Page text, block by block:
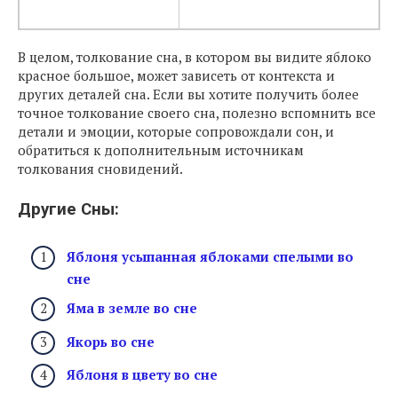
В целом, толкование сна, в котором вы видите яблоко
красное большое, может зависеть от контекста и
других деталей сна. Если вы хотите получить более
точное толкование своего сна, полезно вспомнить все
детали и эмоции, которые сопровождали сон, и
обратиться к дополнительным источникам
толкования сновидений.
Другие Сны:
Яблоня усыпанная яблоками спелыми во
сне
Яма в земле во сне
Якорь во сне
Яблоня в цвету во сне